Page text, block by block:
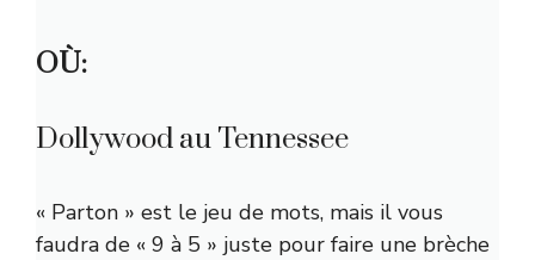
OÙ:
Dollywood au Tennessee
« Parton » est le jeu de mots, mais il vous
faudra de « 9 à 5 » juste pour faire une brèche